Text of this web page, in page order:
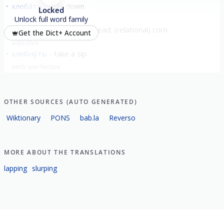
хлеба́ть gulp down
verb imperfective
хле́бный (relational) bread; (relational) corn
adjective
хлебну́ть
Locked
Unlock full word family
Get the Dict+ Account
OTHER SOURCES (AUTO GENERATED)
Wiktionary PONS bab.la Reverso
MORE ABOUT THE TRANSLATIONS
lapping slurping